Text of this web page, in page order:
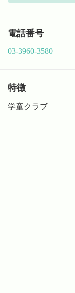
電話番号
03-3960-3580
特徴
学童クラブ